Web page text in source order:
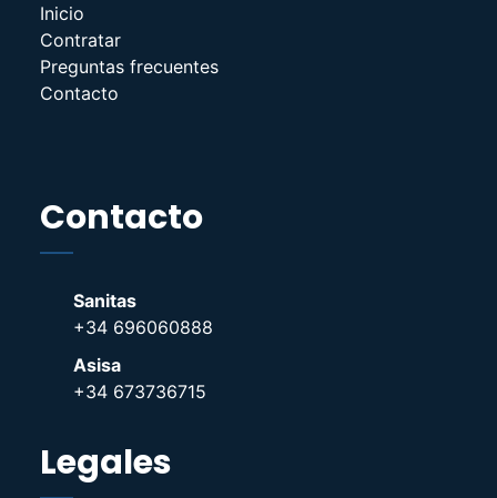
Inicio
Contratar
Preguntas frecuentes
Contacto
Contacto
Sanitas
+34 696060888
Asisa
+34 673736715
Legales